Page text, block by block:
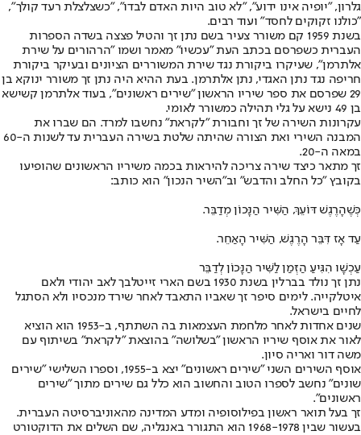
גלרון, "יופיה אינו ידוע", "לא טוב היות האדם לבדו", "כשצלצלת רעד קולך",
"כולנו זקוקים לחסד" ועוד רבים.
בשנת 1959 קם משורר צעיר בשם נתן זך והטיל פצצה בשדה הספרות
העברית כשפרסם בכתב העת "עכשיו" מאמר ושמו "הרהורים על שירת
אלתרמן", שעיקרו ביקורת נגד שירת המשוררים הציונים ובעיקר ביקורת
חריפה נגד נתן האגדי, נתן אלתרמן. בעת ההיא היה נתן זך משורר ינוקא בן
29 שפרסם את ספר שיריו הראשון "שירים ראשונים", בעוד אלתרמן קשישא
בן 49 נישא על גלי תהילה כמשורר לאומי.
עקרונות השירה של זך וחבורת "לקראת" נחשבו למרד. הם שברו את
המבנה השירי ואת הצורה שהיתה שלטת בשירה העברית עד לשנות ה-60
במאה ה-20.
זך מתאר כיצד שירה צריכה להיראות בכמה משיריו הראשונים שהופיעו
בקובץ "כל החלב והדבש" וב"השיר הנכון" הוא כותב:
כְּשֶׁהָרֶגֶשׁ דּוֹעֵךְ, הַשִּׁיר הַנָּכוֹן מְדַבֵּר.
עַד אָז דִּבֵּר הָרֶגֶשׁ, הַשִּׁיר הָאַחֵר.
עַכְשָׁו הִגִּיעַ הַזְּמַן לַשִּׁיר הַנָּכוֹן לְדַבֵּר
נתן זך נולד בברלין בשנת 1930 בשם הארי זייטלבך לאב יהודי ולאם
איטלקייה. לימים סיפר זך שאביו התאבד לאחר שירד מנכסיו ולא הסתגל
לחיים בישראל.
שנים אחדות לאחר מלחמת העצמאות בה השתתף, ב-1953 הוא הוציא
לאור את אוסף שיריו הראשון "בשלושה" בהוצאת "לקראת" בשיתוף עם
משה דור ואריה סיון.
אוסף השירים השני "שירים ראשונים" יצא ב-1955, וספרו השלישי "שירים
שונים" נחשב לספרו הטוב והחשוב הוא כלל גם שירים מתוך "שירים
ראשונים".
זך בעל תואר ראשון בפילוסופיה ומדע המדינה מהאוניברסיטה העברית.
בעשור שבין 1968-1978 הוא התגורר באנגליה, שם השלים את הדוקטורט